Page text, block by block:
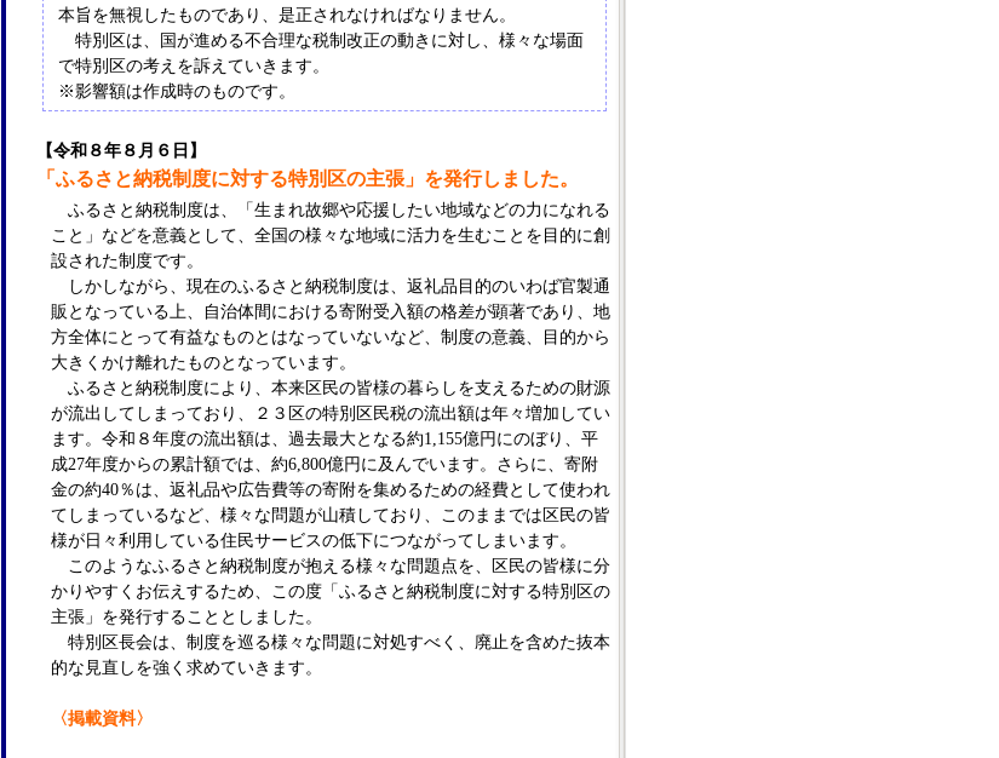
本旨を無視したものであり、是正されなければなりません。
特別区は、国が進める不合理な税制改正の動きに対し、様々な場面
で特別区の考えを訴えていきます。
※影響額は作成時のものです。
【令和８年８月６日】
「ふるさと納税制度に対する特別区の主張」を発行しました。
ふるさと納税制度は、「生まれ故郷や応援したい地域などの力になれる
こと」などを意義として、全国の様々な地域に活力を生むことを目的に創
設された制度です。
しかしながら、現在のふるさと納税制度は、返礼品目的のいわば官製通
販となっている上、自治体間における寄附受入額の格差が顕著であり、地
方全体にとって有益なものとはなっていないなど、制度の意義、目的から
大きくかけ離れたものとなっています。
ふるさと納税制度により、本来区民の皆様の暮らしを支えるための財源
が流出してしまっており、２３区の特別区民税の流出額は年々増加してい
ます。令和８年度の流出額は、過去最大となる約1,155億円にのぼり、平
成27年度からの累計額では、約6,800億円に及んでいます。さらに、寄附
金の約40％は、返礼品や広告費等の寄附を集めるための経費として使われ
てしまっているなど、様々な問題が山積しており、このままでは区民の皆
様が日々利用している住民サービスの低下につながってしまいます。
このようなふるさと納税制度が抱える様々な問題点を、区民の皆様に分
かりやすくお伝えするため、この度「ふるさと納税制度に対する特別区の
主張」を発行することとしました。
特別区長会は、制度を巡る様々な問題に対処すべく、廃止を含めた抜本
的な見直しを強く求めていきます。
〈掲載資料〉